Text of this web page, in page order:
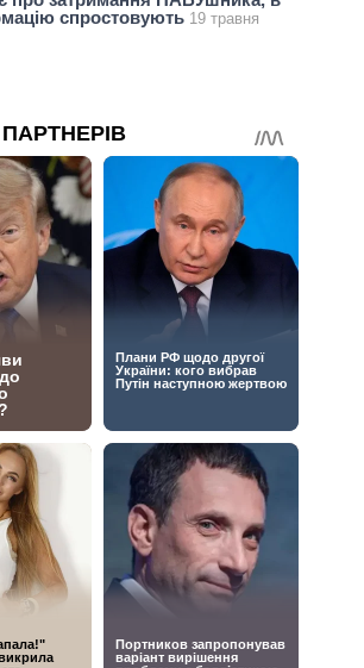
спростовують 19 травня